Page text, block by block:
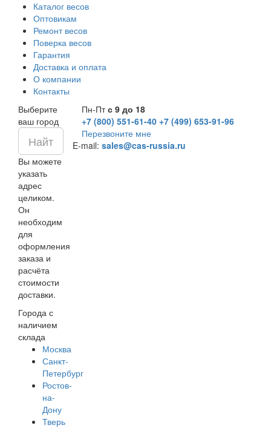
Каталог весов
Оптовикам
Ремонт весов
Поверка весов
Гарантия
Доставка и оплата
О компании
Контакты
Выберите
ваш город
Вы можете
указать
адрес
целиком.
Он
необходим
для
оформления
заказа и
расчёта
стоимости
доставки.
Города с
наличием
склада
Москва
Санкт-
Петербург
Ростов-
на-
Дону
Тверь
Пн-Птс 9 до 18
+7 (800) 551-61-40 +7 (499) 653-91-96
Перезвоните мне
E-mail: sales@cas-russia.ru